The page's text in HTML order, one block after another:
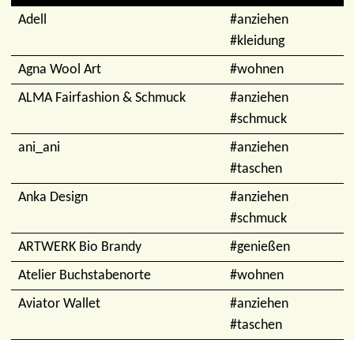
Adell
#anziehen
#kleidung
Agna Wool Art
#wohnen
ALMA Fairfashion & Schmuck
#anziehen
#schmuck
ani_ani
#anziehen
#taschen
Anka Design
#anziehen
#schmuck
ARTWERK Bio Brandy
#genießen
Atelier Buchstabenorte
#wohnen
Aviator Wallet
#anziehen
#taschen